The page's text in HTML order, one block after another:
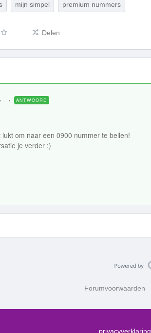
mijn simpel premium nummers
Delen
ANTWOORD
om naar een 0900 nummer te bellen!
je verder :)
Forumvoorwaarden
privacyverklaring